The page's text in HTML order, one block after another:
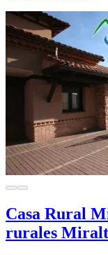
Casa Rural
rurales